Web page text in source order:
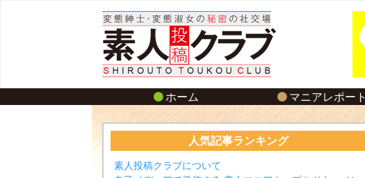
ホーム マニアレポート
人気記事ランキング
素人投稿クラブについて